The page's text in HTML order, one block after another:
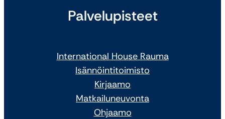
Palvelupisteet
International House Rauma
Isännöintitoimisto
Kirjaamo
Matkailuneuvonta
Ohjaamo